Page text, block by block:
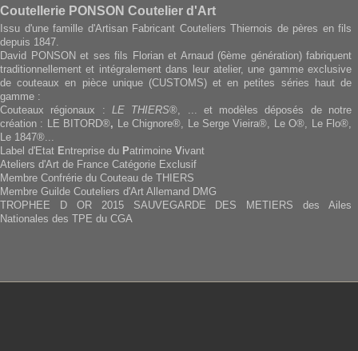
Coutellerie PONSON Coutelier d'Art
Issu d'une famille d'Artisan Fabricant Couteliers Thiernois de pères en fils
depuis 1847.
David PONSON et ses fils Florian et Arnaud (6ème génération) fabriquent
traditionnellement et intégralement dans leur atelier, une gamme exclusive
de couteaux en pièce unique (CUSTOMS) et en petites séries haut de
gamme :
Couteaux régionaux : LE THIERS®, ... et modèles déposés de notre
création : LE BITORD®, Le Chignore®, Le Serge Vieira®, Le O®, Le Flo®,
Le 1847®...
Label d'Etat Entreprise du Patrimoine Vivant
Ateliers d'Art de France Catégorie Exclusif
Membre Confrérie du Couteau de THIERS
Membre Guilde Couteliers d'Art Allemand DMG
TROPHEE D OR 2015 SAUVEGARDE DES METIERS des Ailes
Nationales des TPE du CGA